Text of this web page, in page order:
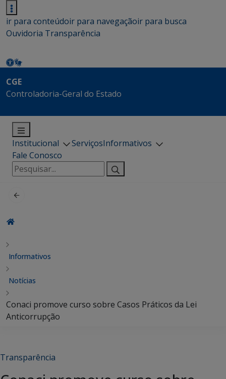
ir para conteúdoir para navegaçãoir para busca
Ouvidoria Transparência
CGE
Controladoria-Geral do Estado
Institucional ServiçosInformativos
Fale Conosco
Pesquisar
por:
Informativos
Notícias
Conaci promove curso sobre Casos Práticos da Lei
Anticorrupção
Transparência